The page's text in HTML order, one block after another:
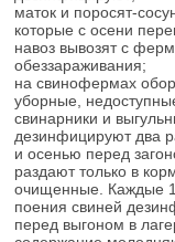
маток и поросят-
которые с осени
навоз вывозят с
обеззараживания;
на свинофермах
уборные,
свинарники и
дезинфицируют два
и осенью перед
раздают только в
очищенные. Каждые
поения свиней
перед выгоном в